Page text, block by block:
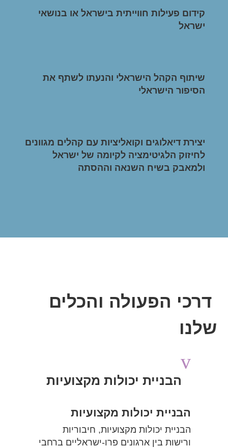
קידום פעילות חווייתית בישראל או בנושאי
ישראל
שיתוף הקהל הישראלי והנעתו לשתף את
הסיפור הישראלי
יצירת דיאלוגים וקואליציות עם קהלים מגוונים
לחיזוק הלגיטימציה לקיומה של ישראל
ולמאבק בשיח השנאה וההסתה
דרכי הפעולה והכלים
שלנו
v
הבניית יכולות מקצועיות
הבניית יכולות מקצועיות
הבניית יכולות מקצועיות, חיבוריות
ורישות בין ארגונים פרו-ישראליים ברחבי